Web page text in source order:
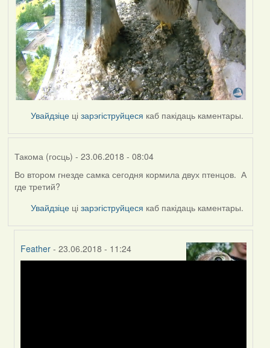
Увайдзіце цізарэгіструйцеся каб пакідаць каментары.
Такома (госць) - 23.06.2018 - 08:04
Во втором гнезде самка сегодня кормила двух птенцов. А
где третий?
Увайдзіце цізарэгіструйцеся каб пакідаць каментары.
Feather - 23.06.2018 - 11:24